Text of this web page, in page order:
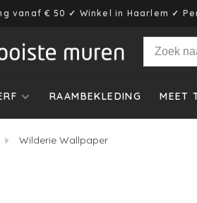
vanaf € 50 ✓ Winkel in Haarlem ✓
RAAMBEKLEDING MEET
Wilderie Wallpaper